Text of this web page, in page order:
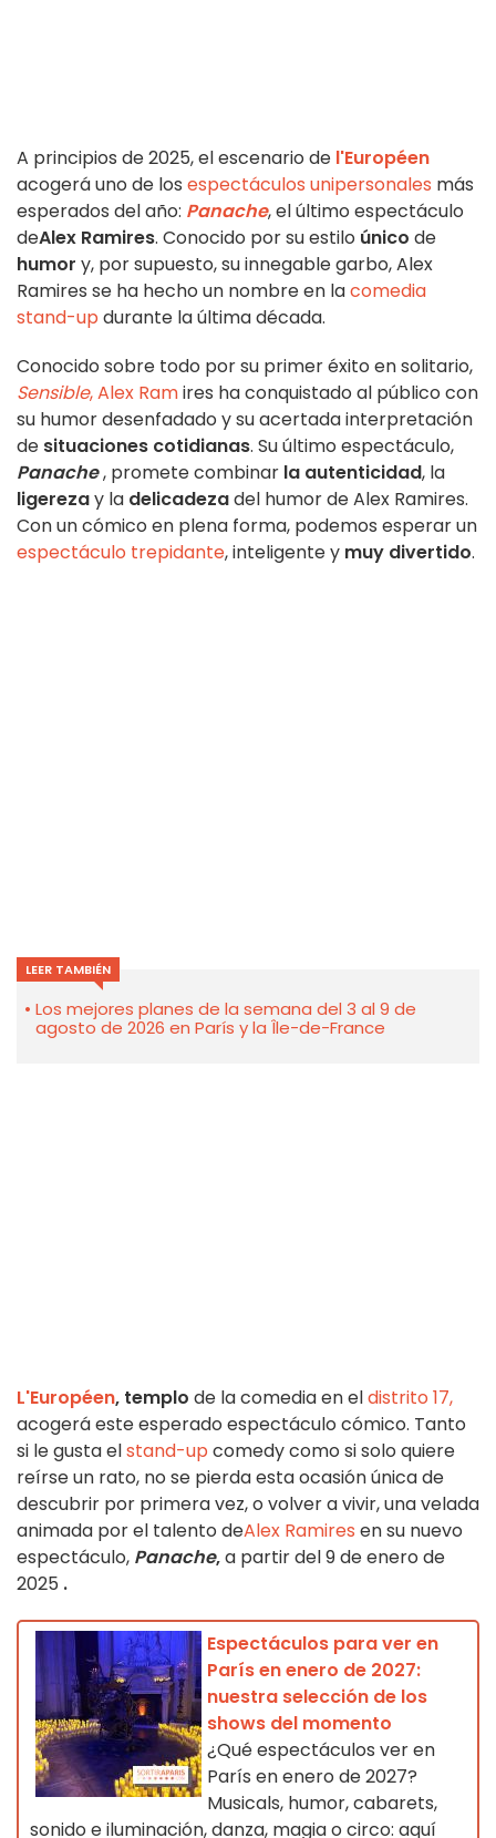
A principios de 2025, el escenario de l'Européen
acogerá uno de los espectáculos unipersonales más
esperados del año: Panache, el último espectáculo
deAlex Ramires. Conocido por su estilo único de
humor y, por supuesto, su innegable garbo, Alex
Ramires se ha hecho un nombre en lacomedia
stand-up durante la última década.
Conocido sobre todo por su primer éxito en solitario,
Sensible, Alex Ramires ha conquistado al público con
su humor desenfadado y su acertada interpretación
de situaciones cotidianas. Su último espectáculo,
Panache, promete combinar la autenticidad, la
ligerezay la delicadezadel humor de Alex Ramires.
Con un cómico en plena forma, podemos esperar un
espectáculo trepidante, inteligente y muy divertido.
LEER TAMBIÉN
Los mejores planes de la semana del 3 al 9 de
agosto de 2026 en París y la Île-de-France
L'Européen, templo de la comedia en eldistrito 17,
acogerá este esperado espectáculo cómico. Tanto
si le gusta elstand-up comedy como si solo quiere
reírse un rato, no se pierda esta ocasión única de
descubrir por primera vez, o volver a vivir, una velada
animada por el talento deAlex Ramires en su nuevo
espectáculo, Panache,a partir del 9 de enero de
2025 .
Espectáculos para ver en
París en enero de 2027:
nuestra selección de los
shows del momento
¿Qué espectáculos ver en
París en enero de 2027?
Musicals, humor, cabarets,
sonido e iluminación, danza, magia o circo: aquí